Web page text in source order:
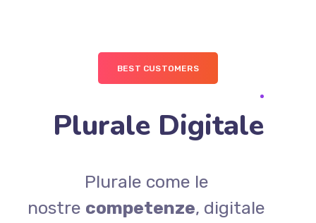
BEST CUSTOMERS
Plurale Digitale
Plurale come le
nostre competenze, digitale